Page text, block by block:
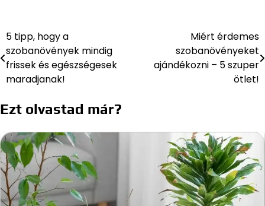
Bejegyzés
navigáció
5 tipp, hogy a
szobanövények mindig
frissek és egészségesek
maradjanak!
Miért érdemes
szobanövényeket
ajándékozni – 5 szuper
ötlet!
Ezt olvastad már?